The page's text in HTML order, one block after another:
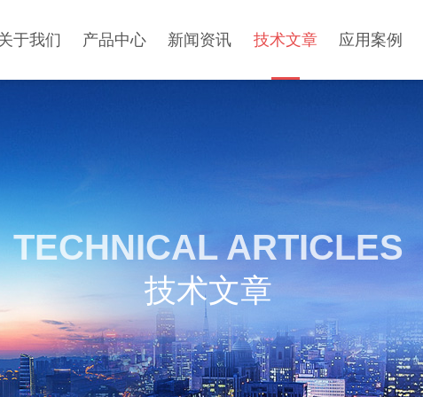
于我们 产品中心 新闻资讯 技术文章 应用案例
TECHNICAL ARTICLES
技术文章